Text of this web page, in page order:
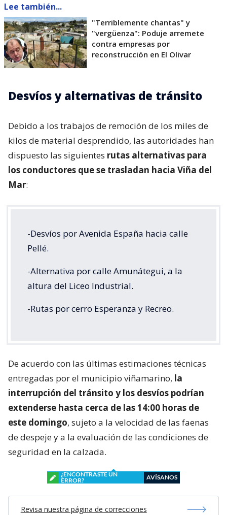
Lee también...
"Terriblemente chantas" y
"vergüenza": Poduje arremete
contra empresas por
reconstrucción en El Olivar
Desvíos y alternativas de tránsito
Debido a los trabajos de remoción de los miles de
kilos de material desprendido, las autoridades han
dispuesto las siguientes rutas alternativas para
los conductores que se trasladan hacia Viña del
Mar:
-Desvíos por Avenida España hacia calle
Pellé.
-Alternativa por calle Amunátegui, a la
altura del Liceo Industrial.
-Rutas por cerro Esperanza y Recreo.
De acuerdo con las últimas estimaciones técnicas
entregadas por el municipio viñamarino, la
interrupción del tránsito y los desvíos podrían
extenderse hasta cerca de las 14:00 horas de
este domingo, sujeto a la velocidad de las faenas
de despeje y a la evaluación de las condiciones de
seguridad en la calzada.
¿ENCONTRASTE UN
ERROR?
AVÍSANOS
Revisa nuestra página de correcciones